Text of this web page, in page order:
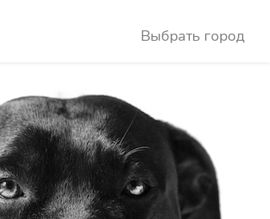
Выбрать город